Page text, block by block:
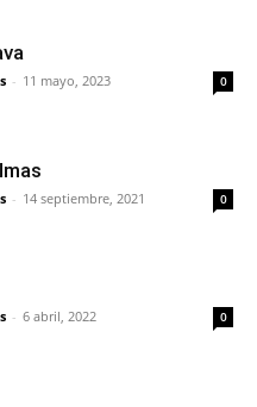
- 11 mayo, 2023 0
- 14 septiembre, 2021 0
- 6 abril, 2022 0